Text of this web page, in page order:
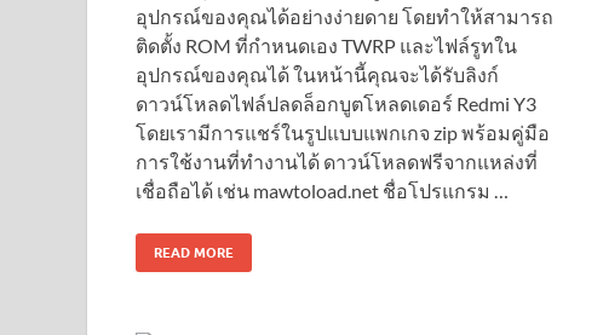
อุปกรณ์ของคุณได้อย่างง่ายดาย โดยทำให้สามารถ
ติดตั้ง ROM ที่กำหนดเอง TWRP และไฟล์รูทใน
อุปกรณ์ของคุณได้ ในหน้านี้คุณจะได้รับลิงก์
ดาวน์โหลดไฟล์ปลดล็อกบูตโหลดเดอร์ Redmi Y3
โดยเรามีการแชร์ในรูปแบบแพกเกจ zip พร้อมคู่มือ
การใช้งานที่ทำงานได้ ดาวน์โหลดฟรีจากแหล่งที่
เชื่อถือได้ เช่น mawtoload.net ชื่อโปรแกรม …
READ MORE